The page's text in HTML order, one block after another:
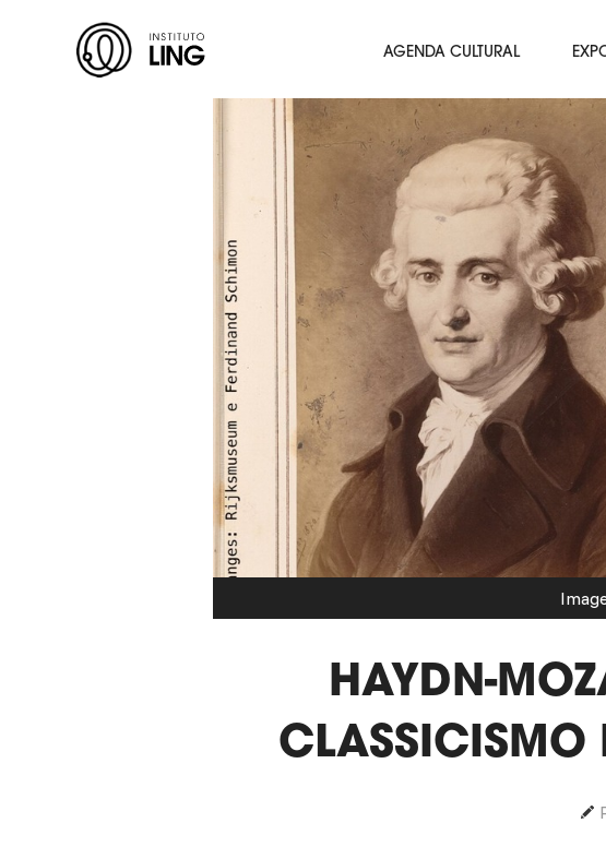
Instituto
Ling
AGENDA CULTURAL
HAYDN-
CLASSICISMO